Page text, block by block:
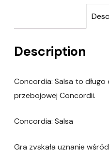
Description
Concordia: Salsa to
przebojowej Concordii.
Concordia: Salsa
Gra zyskała uznanie